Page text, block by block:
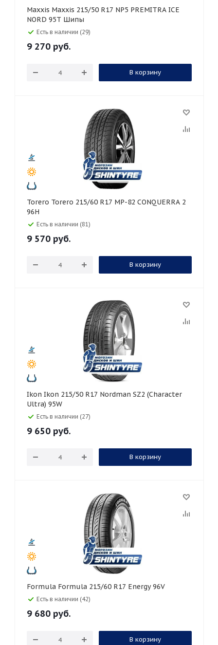
Maxxis Maxxis 215/50 R17 NP5 PREMITRA ICE
NORD 95T Шипы
Есть в наличии (29)
9 270 руб.
В корзину
Torero Torero 215/60 R17 MP-82 CONQUERRA 2
96H
Есть в наличии (81)
9 570 руб.
В корзину
Ikon Ikon 215/50 R17 Nordman SZ2 (Character
Ultra) 95W
Есть в наличии (27)
9 650 руб.
В корзину
Formula Formula 215/60 R17 Energy 96V
Есть в наличии (42)
9 680 руб.
В корзину